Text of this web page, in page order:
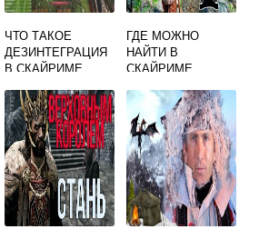
ЧТО ТАКОЕ
ДЕЗИНТЕГРАЦИЯ
В СКАЙРИМЕ
ГДЕ МОЖНО
НАЙТИ В
СКАЙРИМЕ
ТЕЛЕКИНЕЗА